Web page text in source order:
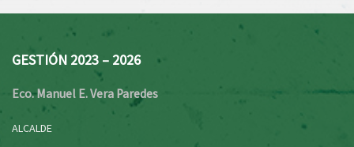
GESTIÓN 2023 – 2026
Eco. Manuel E. Vera Paredes
ALCALDE